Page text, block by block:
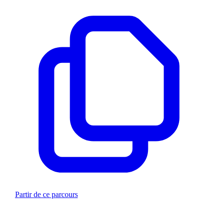
Partir de ce parcours